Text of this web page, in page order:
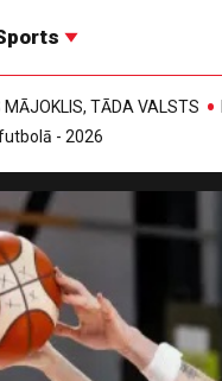
TĀDA VALSTS
- 2026